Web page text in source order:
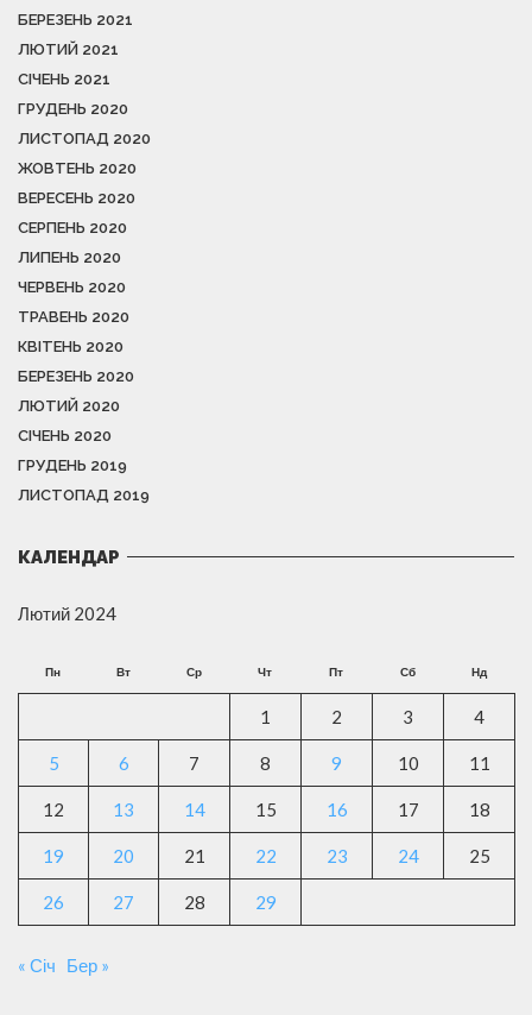
БЕРЕЗЕНЬ 2021
ЛЮТИЙ 2021
СІЧЕНЬ 2021
ГРУДЕНЬ 2020
ЛИСТОПАД 2020
ЖОВТЕНЬ 2020
ВЕРЕСЕНЬ 2020
СЕРПЕНЬ 2020
ЛИПЕНЬ 2020
ЧЕРВЕНЬ 2020
ТРАВЕНЬ 2020
КВІТЕНЬ 2020
БЕРЕЗЕНЬ 2020
ЛЮТИЙ 2020
СІЧЕНЬ 2020
ГРУДЕНЬ 2019
ЛИСТОПАД 2019
КАЛЕНДАР
Лютий 2024
Пн Вт Ср Чт Пт Сб Нд
1 2 3 4
5 6 7 8 9 10 11
12 13 14 15 16 17 18
19 20 21 22 23 24 25
26 27 28 29
« Січ Бер »